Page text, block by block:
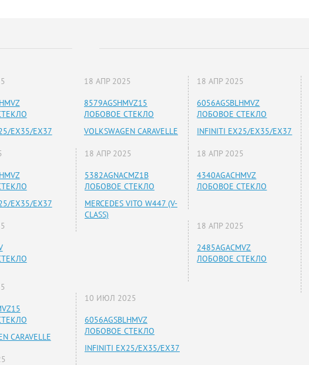
EX35/EX37
EX35/EX37
CARAVELLE
18 АПР 2025
8579AGSHMVZ15
ЛОБОВОЕ СТЕКЛО
VOLKSWAGEN CARAVELLE
18 АПР 2025
6056AGSBLHMVZ
ЛОБОВОЕ СТЕКЛО
INFINITI EX25/EX35/EX37
18 АПР 2025
5382AGNACMZ1B
ЛОБОВОЕ СТЕКЛО
MERCEDES VITO W447 (V-
CLASS)
18 АПР 2025
4340AGACHMVZ
ЛОБОВОЕ СТЕКЛО
18 АПР 2025
2485AGACMVZ
ЛОБОВОЕ СТЕКЛО
10 ИЮЛ 2025
6056AGSBLHMVZ
ЛОБОВОЕ СТЕКЛО
INFINITI EX25/EX35/EX37